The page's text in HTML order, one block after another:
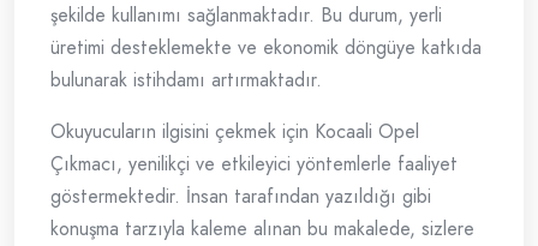
şekilde kullanımı sağlanmaktadır. Bu durum, yerli
üretimi desteklemekte ve ekonomik döngüye katkıda
bulunarak istihdamı artırmaktadır.
Okuyucuların ilgisini çekmek için Kocaali Opel
Çıkmacı, yenilikçi ve etkileyici yöntemlerle faaliyet
göstermektedir. İnsan tarafından yazıldığı gibi
konuşma tarzıyla kaleme alınan bu makalede, sizlere